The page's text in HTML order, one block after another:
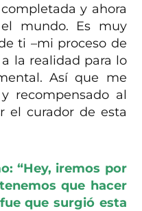
y ahora
mundo. Es muy
ti –mi proceso de
la realidad para lo
Así que me
recompensado al
el curador de esta
“Hey, iremos por
que hacer
que surgió esta